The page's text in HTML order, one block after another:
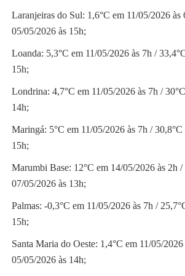
Laranjeiras do Sul: 1,6°C em 11/05/2026 às
05/05/2026 às 15h;
Loanda: 5,3°C em 11/05/2026 às 7h /
15h;
Londrina: 4,7°C em 11/05/2026 às 7h /
14h;
Maringá: 5°C em 11/05/2026 às 7h /
15h;
Marumbi Base: 12°C em 14/05/2026 às 2h /
07/05/2026 às 13h;
Palmas: -0,3°C em 11/05/2026 às 7h /
15h;
Santa Maria do Oeste: 1,4°C em 11/05/
05/05/2026 às 14h;